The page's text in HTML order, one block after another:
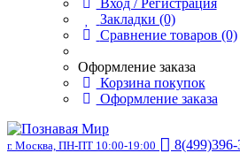
Вход / Регистрация
Закладки (0)
Сравнение товаров (0)
Оформление заказа
Корзина покупок
Оформление заказа
г. Москва, ПН-ПТ 10:00-19:00